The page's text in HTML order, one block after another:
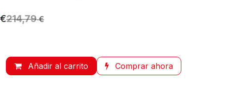
€214,79€
Añadir al carrito Comprar ahora